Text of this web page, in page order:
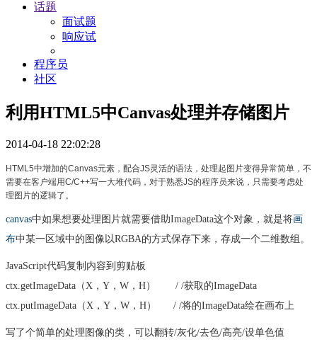
话题
面试题
响应试
程序员
社区
利用HTML5中Canvas处理并存储图片
2014-04-18 22:02:28
HTML5中增加的Canvas元素，配合JS灵活的语法，处理起图片变得异常简单，不
需要在客户端用C/C++写一大堆代码，对于熟悉JS的程序员来说，只需要考虑处
理图片的逻辑了。
canvas中如果想要处理图片就需要借助ImageData这个对象，就是将画
布中某一区域中的图像以RGBA的方式保存下来，存成一个二维数组。
JavaScript代码复制内容到剪贴板
ctx.getImageData（X，Y，W，H） / /获取的ImageData
ctx.putImageData（X，Y，W，H） / /将的ImageData绘在画布上
写了个简单的处理图像的类，可以翻转/灰化/去色/高亮/设单色值